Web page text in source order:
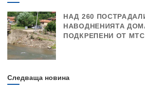
НАД 260
НАВОДНЕНИЯТА
ПОДКРЕПЕНИ ОТ
Следваща новина